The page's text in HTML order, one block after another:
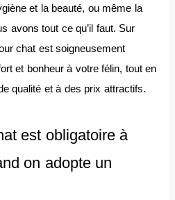
et la beauté, ou même la
avons tout ce qu’il faut. Sur
chat est soigneusement
et bonheur à votre félin, tout en
qualité et à des prix attractifs.
est obligatoire à
on adopte un